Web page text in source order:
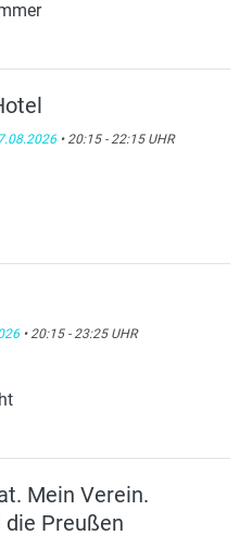
• 20:15 - 22:15 UHR
• 20:15 - 23:25 UHR
Mein Verein.
Preußen